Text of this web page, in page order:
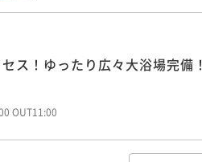
ラン（朝食ビュッフェ付き）
ス！ゆったり広々大浴場完備！
OUT11:00